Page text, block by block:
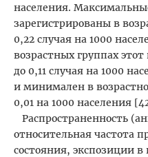
населения.
зарегистрированы в
0,22 случая на 1000
возрастных группах
до 0,11 случая на 1000
и минимален в
0,01 на 1000 населения
Распространенность
относительная частота
состояния, экспозиции